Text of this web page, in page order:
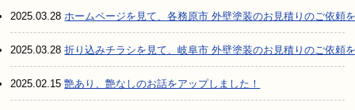
2025.03.28ホームページを見て、各務原市 外壁塗装のお見積りのご依頼
2025.03.28折り込みチラシを見て、岐阜市 外壁塗装のお見積りのご依頼
2025.02.15艶あり、艶なしのお話をアップしました！